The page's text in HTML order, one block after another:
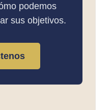
podemos
sus objetivos.